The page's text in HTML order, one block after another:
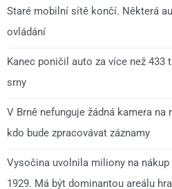
Staré mobilní sítě končí. Některá
ovládání
Kanec poničil auto za více než
srny
V Brně nefunguje žádná kamera
kdo bude zpracovávat záznamy
Vysočina uvolnila miliony na nákup
1929. Má být dominantou areálu